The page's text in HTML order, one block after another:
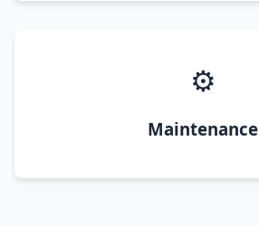
⚙️
Maintenance